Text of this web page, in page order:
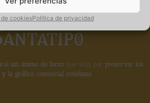
cookiesPolítica de privacidad
sin ánimo de lucroque vela por preservar los
la gráfica comercial cotidiana.